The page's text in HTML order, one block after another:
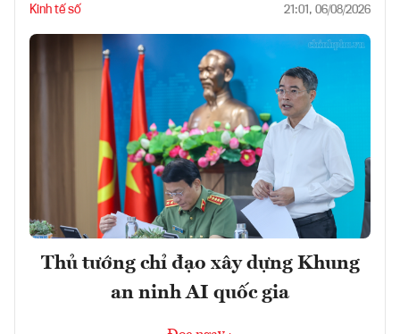
Kinh tế số 21:01, 06/08/2026
Thủ tướng chỉ đạo xây dựng Khung
an ninh AI quốc gia